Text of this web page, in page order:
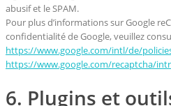
abusif et le SPAM.
Pour plus d’informations sur Google
confidentialité de Google, veuillez
https://www.google.com/intl/de/
https://www.google.com/recaptcha/
6. Plugins et